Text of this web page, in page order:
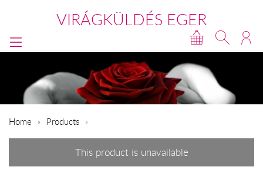
VIRÁGKÜLDÉS EGER
Home Products
This product is unavailable